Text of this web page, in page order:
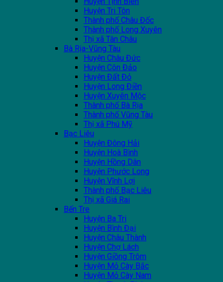
Huyện Tri Tôn
Thành phố Châu Đốc
Thành phố Long Xuyên
Thị xã Tân Châu
Bà Rịa-Vũng Tàu
Huyện Châu Đức
Huyện Côn Đảo
Huyện Đất Đỏ
Huyện Long Điền
Huyện Xuyên Mộc
Thành phố Bà Rịa
Thành phố Vũng Tàu
Thị xã Phú Mỹ
Bạc Liêu
Huyện Đông Hải
Huyện Hoà Bình
Huyện Hồng Dân
Huyện Phước Long
Huyện Vĩnh Lợi
Thành phố Bạc Liêu
Thị xã Giá Rai
Bến Tre
Huyện Ba Tri
Huyện Bình Đại
Huyện Châu Thành
Huyện Chợ Lách
Huyện Giồng Trôm
Huyện Mỏ Cày Bắc
Huyện Mỏ Cày Nam